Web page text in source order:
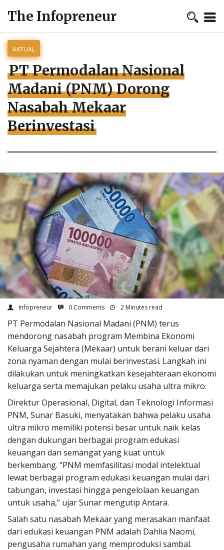
The Infopreneur
AKTUAL
PT Permodalan Nasional
Madani (PNM) Dorong
Nasabah Mekaar
Berinvestasi
Infopreneur 0 Comments 2 Minutes read
PT Permodalan Nasional Madani (PNM) terus
mendorong nasabah program Membina Ekonomi
Keluarga Sejahtera (Mekaar) untuk berani keluar dari
zona nyaman dengan mulai berinvestasi. Langkah ini
dilakukan untuk meningkatkan kesejahteraan ekonomi
keluarga serta memajukan pelaku usaha ultra mikro.
Direktur Operasional, Digital, dan Teknologi Informasi
PNM, Sunar Basuki, menyatakan bahwa pelaku usaha
ultra mikro memiliki potensi besar untuk naik kelas
dengan dukungan berbagai program edukasi
keuangan dan semangat yang kuat untuk
berkembang. “PNM memfasilitasi modal intelektual
lewat berbagai program edukasi keuangan mulai dari
tabungan, investasi hingga pengelolaan keuangan
untuk usaha,” ujar Sunar mengutip Antara.
Salah satu nasabah Mekaar yang merasakan manfaat
dari edukasi keuangan PNM adalah Dahlia Naomi,
pengusaha rumahan yang memproduksi sambal.